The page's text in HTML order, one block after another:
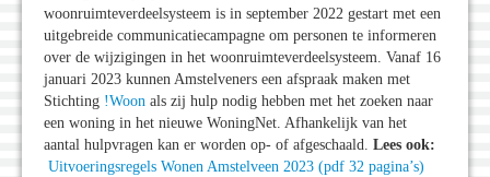
woonruimteverdeelsysteem is in september 2022 gestart met een
uitgebreide communicatiecampagne om personen te informeren
over de wijzigingen in het woonruimteverdeelsysteem. Vanaf 16
januari 2023 kunnen Amstelveners een afspraak maken met
Stichting !Woon als zij hulp nodig hebben met het zoeken naar
een woning in het nieuwe WoningNet. Afhankelijk van het
aantal hulpvragen kan er worden op- of afgeschaald. Lees ook:
Uitvoeringsregels Wonen Amstelveen 2023 (pdf 32 pagina’s)